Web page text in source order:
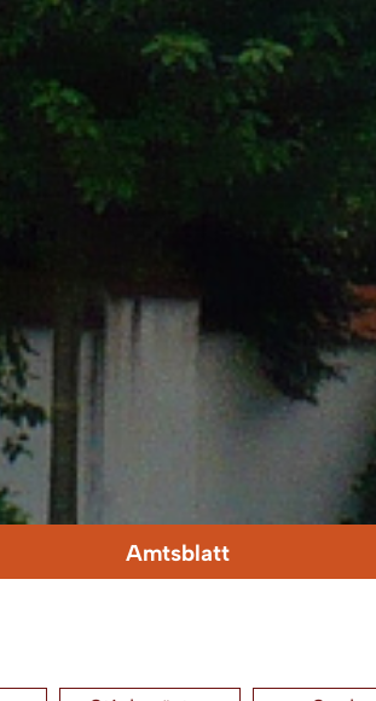
Amtsblatt